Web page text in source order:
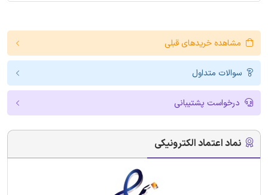
مشاهده خریدهای قبلی
سوالات متداول
درخواست پشتیبانی
نماد اعتماد الکترونیکی